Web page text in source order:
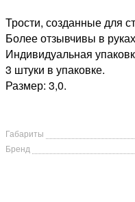
Трости, созданные для
Более отзывчивы в
Индивидуальная
3 штуки в упаковке.
Размер: 3,0.
Габариты
Бренд